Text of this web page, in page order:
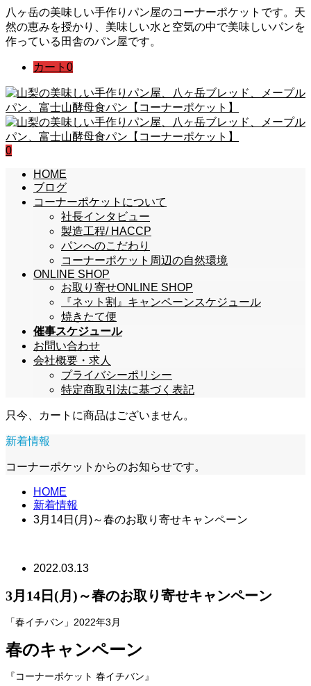
八ヶ岳の美味しい手作りパン屋のコーナーポケットです。天
然の恵みを授かり、美味しい水と空気の中で美味しいパンを
作っている田舎のパン屋です。
カート 0
0
HOME
ブログ
コーナーポケットについて
社長インタビュー
製造工程/ HACCP
パンへのこだわり
コーナーポケット周辺の自然環境
ONLINE SHOP
お取り寄せONLINE SHOP
『ネット割』キャンペーンスケジュール
焼きたて便
催事スケジュール
お問い合わせ
会社概要・求人
プライバシーポリシー
特定商取引法に基づく表記
只今、カートに商品はございません。
新着情報
コーナーポケットからのお知らせです。
HOME
新着情報
3月14日(月)～春のお取り寄せキャンペーン
2022.03.13
3月14日(月)～春のお取り寄せキャンペーン
「春イチバン」2022年3月
春のキャンペーン
『コーナーポケット 春イチバン』